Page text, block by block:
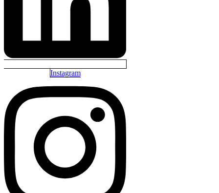
Instagram